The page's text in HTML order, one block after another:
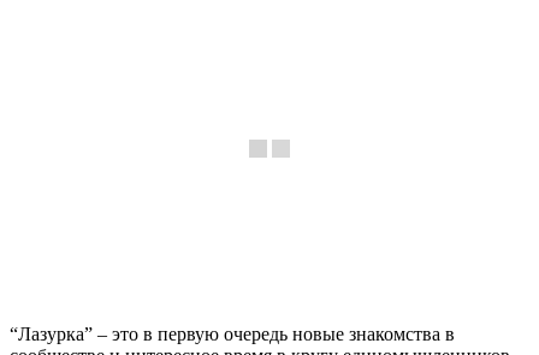
“Лазурка” – это в первую очередь новые знакомства в